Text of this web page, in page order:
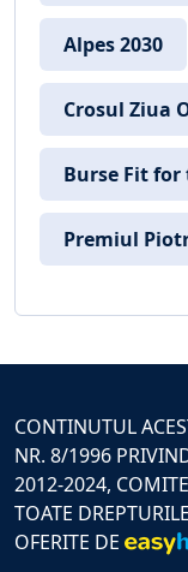
Alpes 2030
Crosul Ziua
Burse Fit
Premiul
CONTINUTUL
NR. 8/1996
2012-2024,
TOATE
OFERITE DE